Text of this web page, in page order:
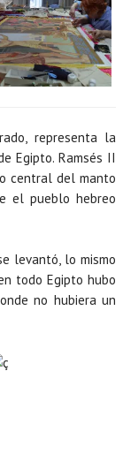
representa la
Egipto. Ramsés II
central del manto
el pueblo hebreo
levantó, lo mismo
todo Egipto hubo
no hubiera un